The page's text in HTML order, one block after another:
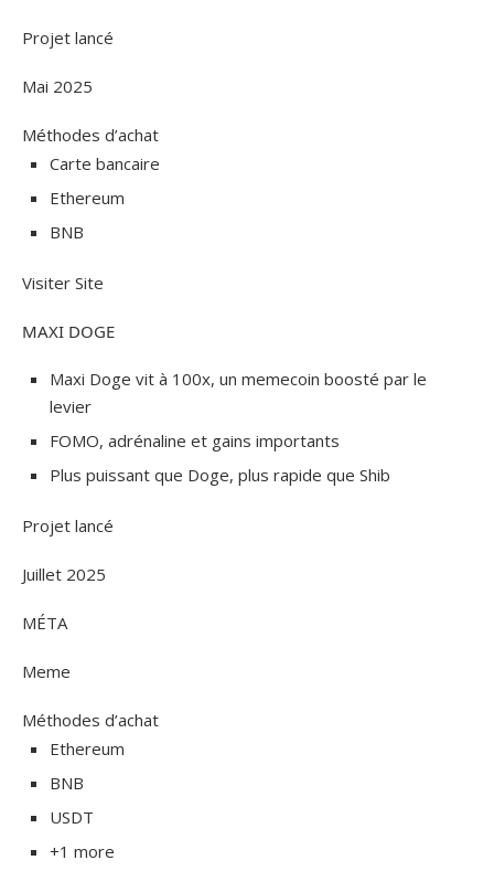
Projet lancé
Mai 2025
Méthodes d’achat
Carte bancaire
Ethereum
BNB
Visiter Site
MAXI DOGE
Maxi Doge vit à 100x, un memecoin boosté par le
levier
FOMO, adrénaline et gains importants
Plus puissant que Doge, plus rapide que Shib
Projet lancé
Juillet 2025
MÉTA
Meme
Méthodes d’achat
Ethereum
BNB
USDT
+1 more